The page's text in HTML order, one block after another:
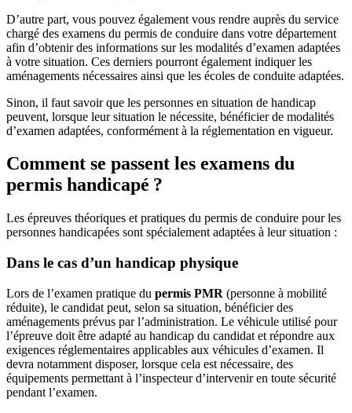
D’autre part, vous pouvez également vous rendre auprès du service
chargé des examens du permis de conduire dans votre département
afin d’obtenir des informations sur les modalités d’examen adaptées
à votre situation. Ces derniers pourront également indiquer les
aménagements nécessaires ainsi que les écoles de conduite adaptées.
Sinon, il faut savoir que les personnes en situation de handicap
peuvent, lorsque leur situation le nécessite, bénéficier de modalités
d’examen adaptées, conformément à la réglementation en vigueur.
Comment se passent les examens du
permis handicapé ?
Les épreuves théoriques et pratiques du permis de conduire pour les
personnes handicapées sont spécialement adaptées à leur situation :
Dans le cas d’un handicap physique
Lors de l’examen pratique du permis PMR (personne à mobilité
réduite), le candidat peut, selon sa situation, bénéficier des
aménagements prévus par l’administration. Le véhicule utilisé pour
l’épreuve doit être adapté au handicap du candidat et répondre aux
exigences réglementaires applicables aux véhicules d’examen. Il
devra notamment disposer, lorsque cela est nécessaire, des
équipements permettant à l’inspecteur d’intervenir en toute sécurité
pendant l’examen.